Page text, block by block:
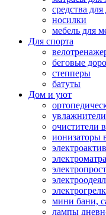
средства
носилки
мебель для
Для спорта
беговые
степперы
батуты
Дом и уют
очистители
ионизаторы
мини бани,
лампы